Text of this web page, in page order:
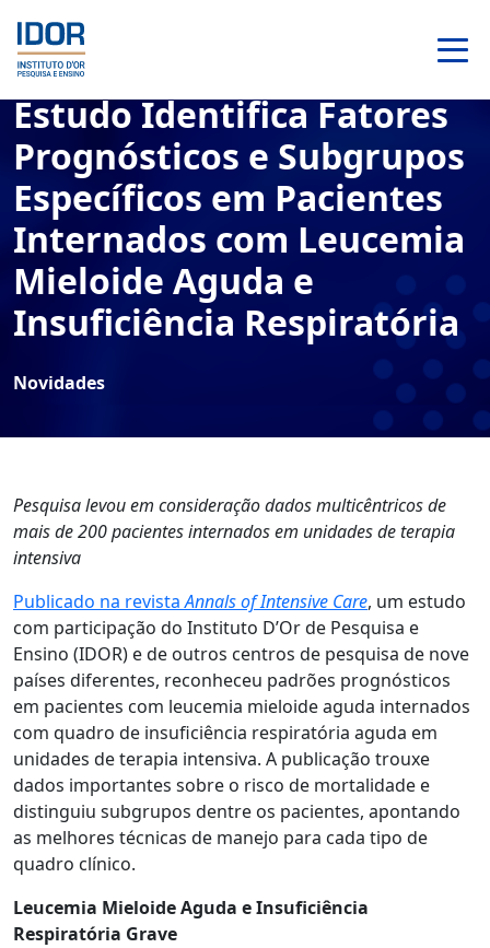
Estudo Identifica Fatores
Prognósticos e Subgrupos
Específicos em Pacientes
Internados com Leucemia
Mieloide Aguda e
Insuficiência Respiratória
Novidades
Pesquisa levou em consideração dados multicêntricos de
mais de 200 pacientes internados em unidades de terapia
intensiva
Publicado na revistaAnnals of Intensive Care, um estudo
com participação do Instituto D’Or de Pesquisa e
Ensino (IDOR) e de outros centros de pesquisa de nove
países diferentes, reconheceu padrões prognósticos
em pacientes com leucemia mieloide aguda internados
com quadro de insuficiência respiratória aguda em
unidades de terapia intensiva. A publicação trouxe
dados importantes sobre o risco de mortalidade e
distinguiu subgrupos dentre os pacientes, apontando
as melhores técnicas de manejo para cada tipo de
quadro clínico.
Leucemia Mieloide Aguda e Insuficiência
Respiratória Grave